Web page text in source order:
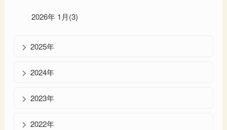
2026年 1月(3)
2025年
2024年
2023年
2022年